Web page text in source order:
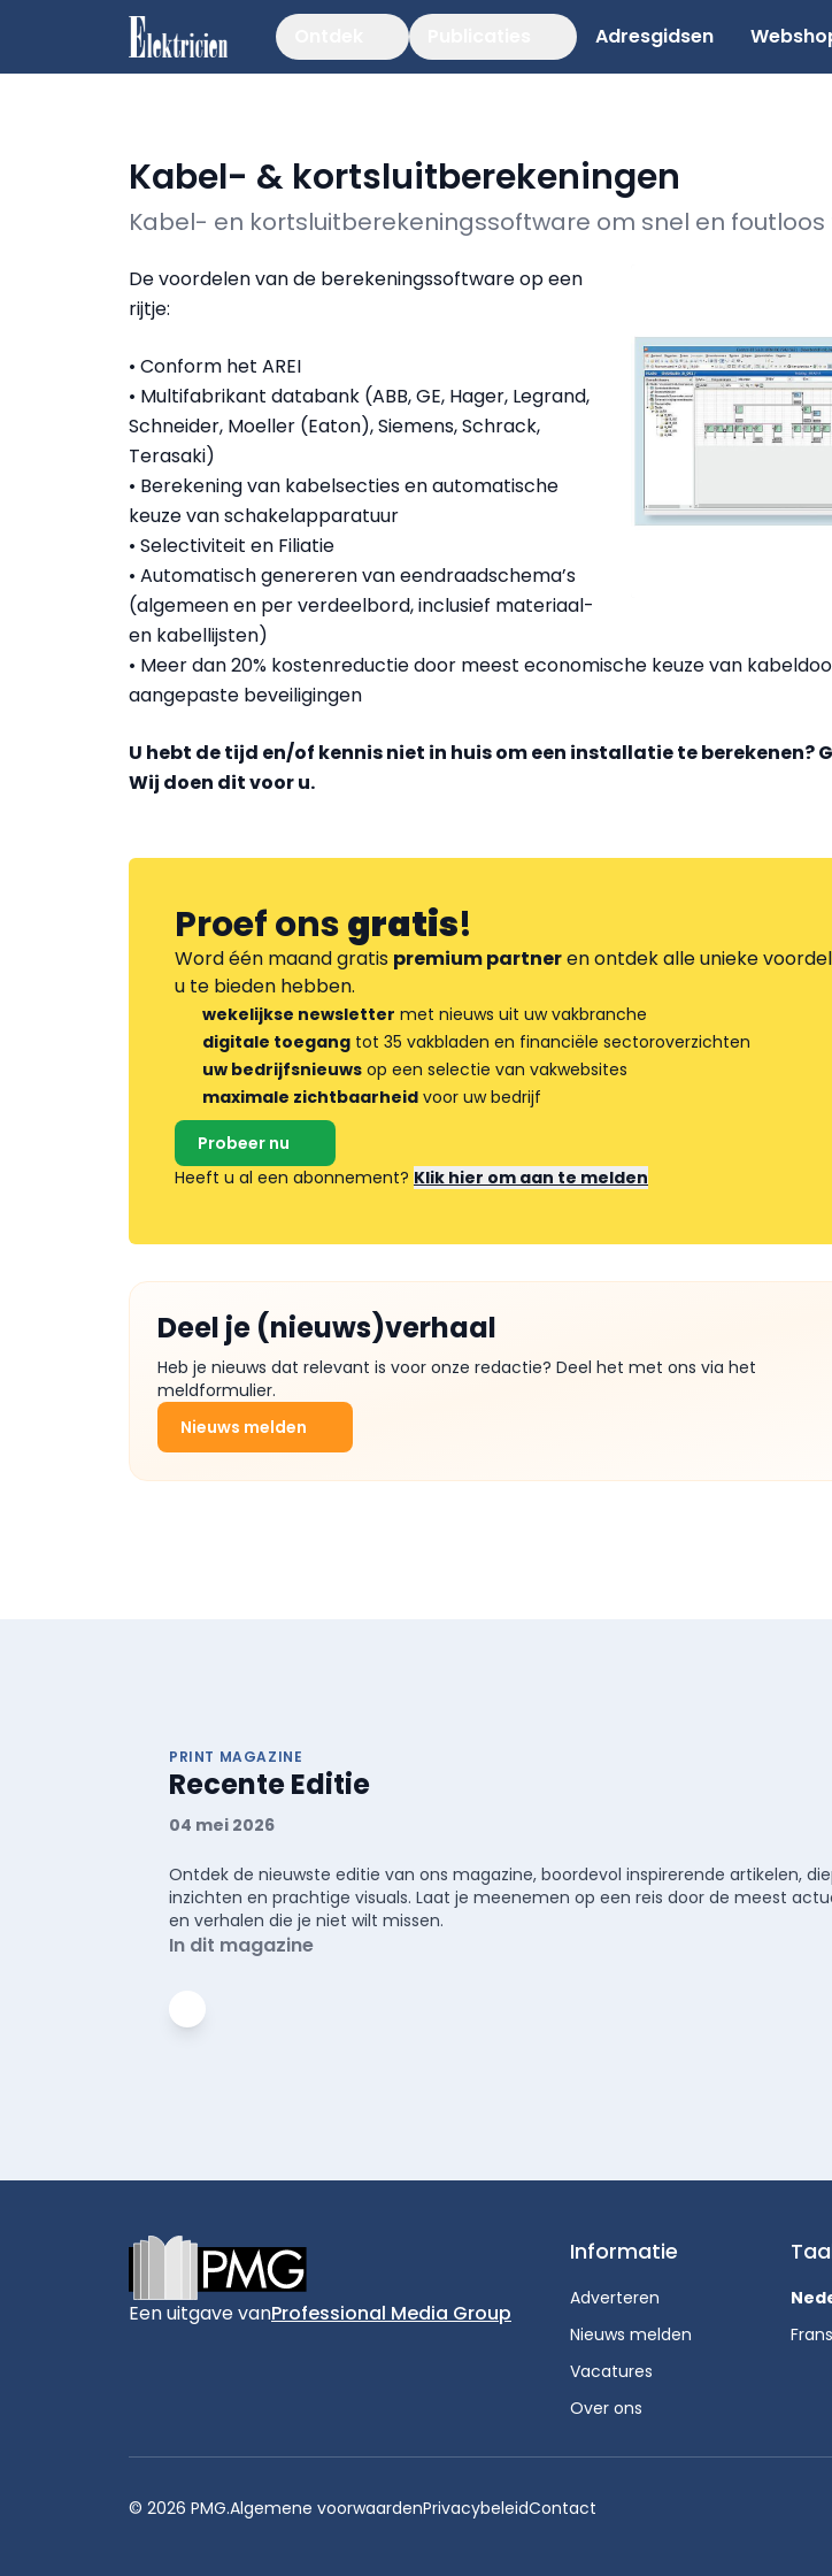
Adresgidsen
Kabel- & kortsluitberekeningen
Kabel- en kortsluitberekeningssoftware om snel en
De voordelen van de berekeningssoftware op een
rijtje:
• Conform het AREI
• Multifabrikant databank (ABB, GE, Hager, Legrand,
Schneider, Moeller (Eaton), Siemens, Schrack,
Terasaki)
• Berekening van kabelsecties en automatische
keuze van schakelapparatuur
• Selectiviteit en Filiatie
• Automatisch genereren van eendraadschema’s
(algemeen en per verdeelbord, inclusief materiaal-
en kabellijsten)
• Meer dan 20% kostenreductie door meest economische keuze van
aangepaste beveiligingen
U hebt de tijd en/of kennis niet in huis om een installatie te berekenen?
Wij doen dit voor u.
Proef onsgratis!
Word één maand gratis premium partneren ontdek alle unieke
u te bieden hebben.
wekelijkse newsletter met nieuws uit uw vakbranche
digitale toegang tot 35 vakbladen en financiële sectoroverzichten
uw bedrijfsnieuws op een selectie van vakwebsites
maximale zichtbaarheid voor uw bedrijf
Probeer nu
Heeft u al een abonnement? Klik hier om aan te melden
Deel je (nieuws)verhaal
Heb je nieuws dat relevant is voor onze redactie? Deel het met ons via het
meldformulier.
Nieuws melden
PRINT MAGAZINE
Recente Editie
04 mei 2026
Ontdek de nieuwste editie van ons magazine, boordevol inspirerende artikelen,
inzichten en prachtige visuals. Laat je meenemen op een reis door de meest
en verhalen die je niet wilt missen.
In dit magazine
Een uitgave vanProfessional Media Group
Informatie
Adverteren
Nieuws melden
Vacatures
Over ons
Frans
© 2026 PMG.Algemene voorwaardenPrivacybeleidContact